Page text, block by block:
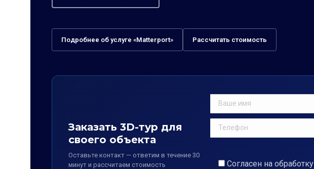
Подробнее об услуге «Matterport» Рассчитать стоимость
Заказать 3D-тур для
своего объекта
Оставьте контакт — ответим в течение 30
минут и рассчитаем стоимость
Согласен на обработку